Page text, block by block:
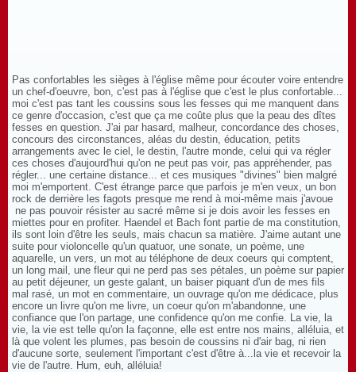
Pas confortables les sièges à l'église même pour écouter voire entendre
un chef-d'oeuvre, bon, c'est pas à l'église que c'est le plus confortable...
moi c'est pas tant les coussins sous les fesses qui me manquent dans
ce genre d'occasion, c'est que ça me coûte plus que la peau des dîtes
fesses en question. J'ai par hasard, malheur, concordance des choses,
concours des circonstances, aléas du destin, éducation, petits
arrangements avec le ciel, le destin, l'autre monde, celui qui va régler
ces choses d'aujourd'hui qu'on ne peut pas voir, pas appréhender, pas
régler... une certaine distance... et ces musiques "divines" bien malgré
moi m'emportent. C'est étrange parce que parfois je m'en veux, un bon
rock de derrière les fagots presque me rend à moi-même mais j'avoue
ne pas pouvoir résister au sacré même si je dois avoir les fesses en
miettes pour en profiter. Haendel et Bach font partie de ma constitution,
ils sont loin d'être les seuls, mais chacun sa matière. J'aime autant une
suite pour violoncelle qu'un quatuor, une sonate, un poème, une
aquarelle, un vers, un mot au téléphone de deux coeurs qui comptent,
un long mail, une fleur qui ne perd pas ses pétales, un poème sur papier
au petit déjeuner, un geste galant, un baiser piquant d'un de mes fils
mal rasé, un mot en commentaire, un ouvrage qu'on me dédicace, plus
encore un livre qu'on me livre, un coeur qu'on m'abandonne, une
confiance que l'on partage, une confidence qu'on me confie. La vie, la
vie, la vie est telle qu'on la façonne, elle est entre nos mains, alléluia, et
là que volent les plumes, pas besoin de coussins ni d'air bag, ni rien
d'aucune sorte, seulement l'important c'est d'être à...la vie et recevoir la
vie de l'autre. Hum, euh, alléluia!